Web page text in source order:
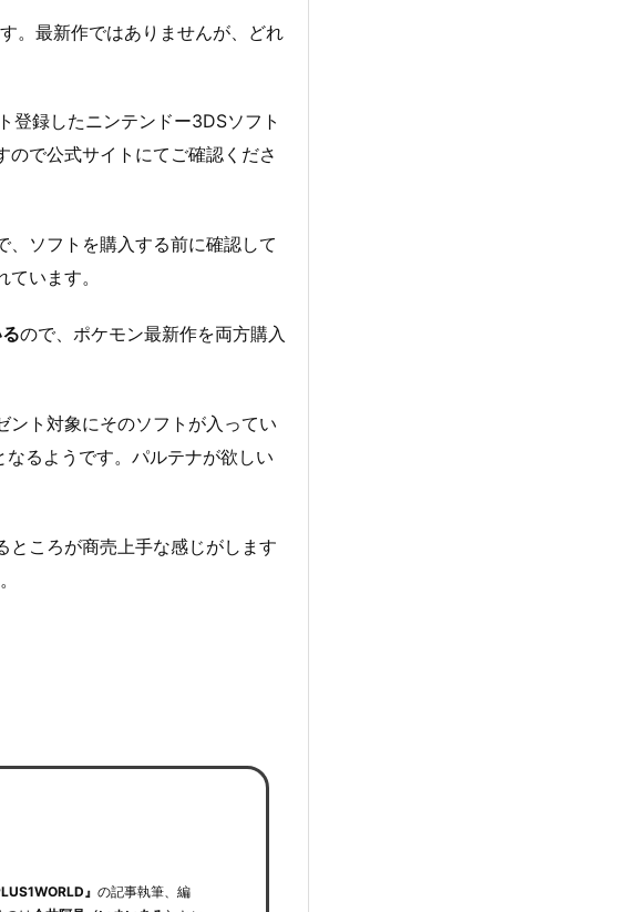
。最新作ではありませんが、どれ
録したニンテンドー3DSソフト
で公式サイトにてご確認くださ
、ソフトを購入する前に確認して
います。
ので、ポケモン最新作を両方購入
ント対象にそのソフトが入ってい
るようです。パルテナが欲しい
ところが商売上手な感じがします
』 の記事執筆、編